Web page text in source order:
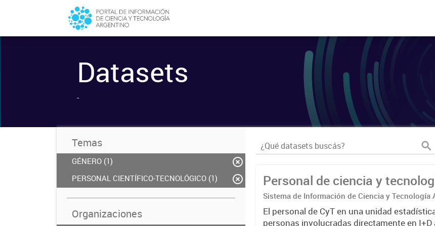
Datasets
-
Temas
GÉNERO (1)
PERSONAL CIENTÍFICO-TECNOLÓGICO (1)
Organizaciones
Personal de ciencia y
Sistema de Información de Ciencia y Tecnología
El personal de CyT en una unidad
personas involucradas directamente en I+D